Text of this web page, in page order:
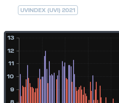
UVINDEX (UVI) 2021